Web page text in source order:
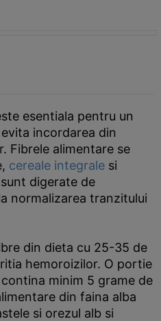
esentiala pentru un
incordarea din
Fibrele alimentare se
cereale integrale si
digerate de
normalizarea tranzitului
din dieta cu 25-35 de
hemoroizilor. O portie
minim 5 grame de
din faina alba
si orezul alb si